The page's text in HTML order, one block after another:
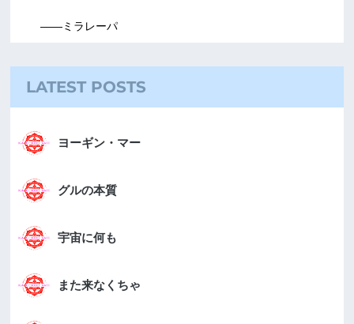
――ミラレーパ
LATEST POSTS
ヨーギン・マー
グルの本質
宇宙に何も
また来なくちゃ